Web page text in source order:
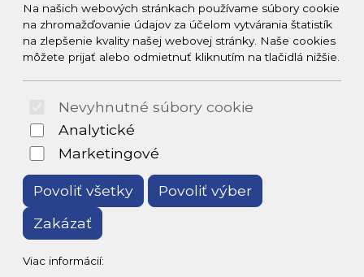
Na našich webových stránkach používame súbory cookie
na zhromažďovanie údajov za účelom vytvárania štatistík
na zlepšenie kvality našej webovej stránky. Naše cookies
môžete prijať alebo odmietnuť kliknutím na tlačidlá nižšie.
Nevyhnutné súbory cookie
Analytické
Marketingové
Povoliť všetky
Povoliť výber
Zakázať
Viac informácií:
Kontakt
info@zeleziarstvo-majster.sk
+421456812908
© 2026 Arrabella s.r.o., mayabella s.r.o., Všetky práva
Hosting: